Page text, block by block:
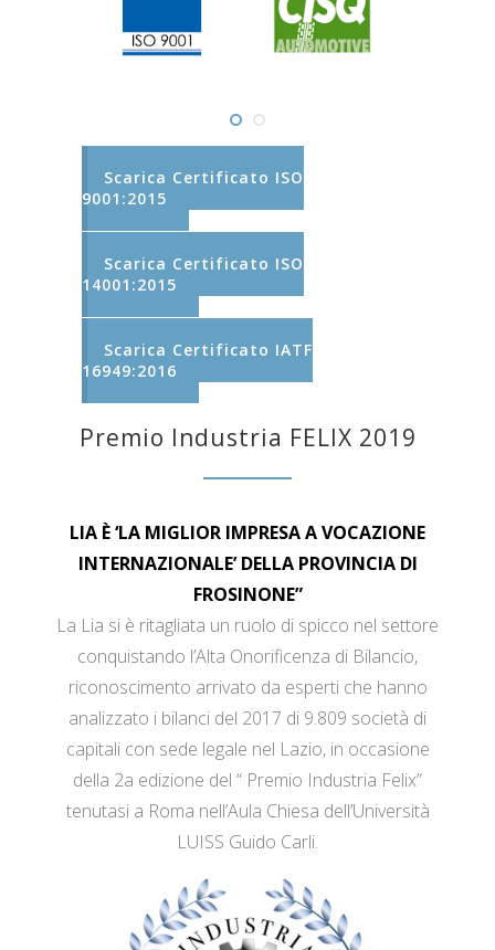
Scarica Certificato ISO
9001:2015
Scarica Certificato ISO
14001:2015
Scarica Certificato IATF
16949:2016
Premio Industria FELIX 2019
LIA È ‘LA MIGLIOR IMPRESA A VOCAZIONE
INTERNAZIONALE’ DELLA PROVINCIA DI
FROSINONE”
La Lia si è ritagliata un ruolo di spicco nel settore
conquistando l’Alta Onorificenza di Bilancio,
riconoscimento arrivato da esperti che hanno
analizzato i bilanci del 2017 di 9.809 società di
capitali con sede legale nel Lazio, in occasione
della 2a edizione del “ Premio Industria Felix”
tenutasi a Roma nell’Aula Chiesa dell’Università
LUISS Guido Carli.